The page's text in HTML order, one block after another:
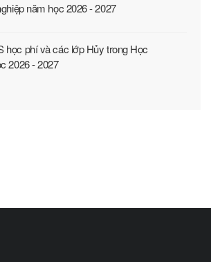
năm học 2026 - 2027
học phí và các lớp Hủy trong Học
2026 - 2027